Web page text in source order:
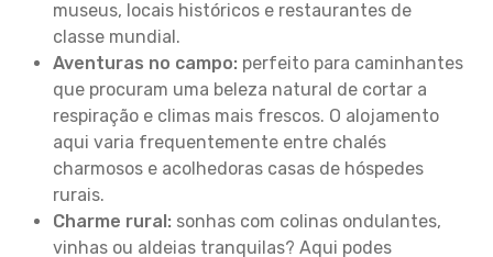
museus, locais históricos e restaurantes de
classe mundial.
Aventuras no campo: perfeito para caminhantes
que procuram uma beleza natural de cortar a
respiração e climas mais frescos. O alojamento
aqui varia frequentemente entre chalés
charmosos e acolhedoras casas de hóspedes
rurais.
Charme rural: sonhas com colinas ondulantes,
vinhas ou aldeias tranquilas? Aqui podes